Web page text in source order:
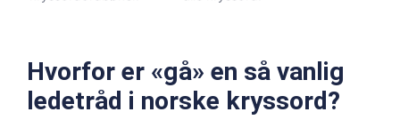
Hvorfor er «gå» en så vanlig
ledetråd i norske kryssord?